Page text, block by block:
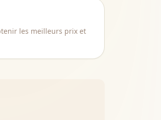
les meilleurs prix et